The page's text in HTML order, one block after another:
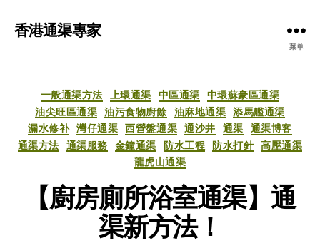
香港通渠專家
菜单
分
类
一般通渠方法 上環通渠 中區通渠
中環蘇豪區通渠
油尖旺區通渠
油污食物廚餘 油麻地通渠 添馬艦通渠
漏水修补 灣仔通渠 西營盤通渠 通沙井 通渠
通渠博客
通渠方法
通渠服務 金鐘通渠 防水工程 防水打針 高壓通渠
龍虎山通渠
【廚房廁所浴室通渠】通
渠新方法！